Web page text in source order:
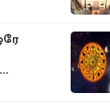
ராசிகள்!